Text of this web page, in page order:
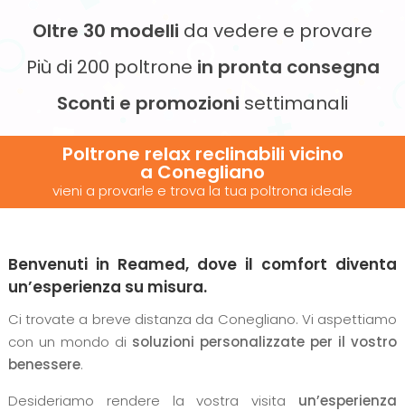
Oltre 30 modelli da vedere e provare
Più di 200 poltrone in pronta consegna
Sconti e promozioni settimanali
Poltrone relax reclinabili vicino
a Conegliano
vieni a provarle e trova la tua poltrona ideale
Benvenuti in Reamed, dove il comfort diventa
un’esperienza su misura.
Ci trovate a breve distanza da Conegliano. Vi aspettiamo
con un mondo di soluzioni personalizzate per il vostro
benessere.
Desideriamo rendere la vostra visita un’esperienza